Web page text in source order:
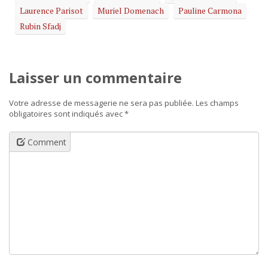
Laurence Parisot
Muriel Domenach
Pauline Carmona
Rubin Sfadj
Laisser un commentaire
Votre adresse de messagerie ne sera pas publiée. Les champs
obligatoires sont indiqués avec*
Comment